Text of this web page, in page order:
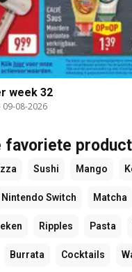
week 32
09-08-2026
favoriete
Sushi Mango
Nintendo Switch Matcha
Ripples Pasta
Burrata Cocktails